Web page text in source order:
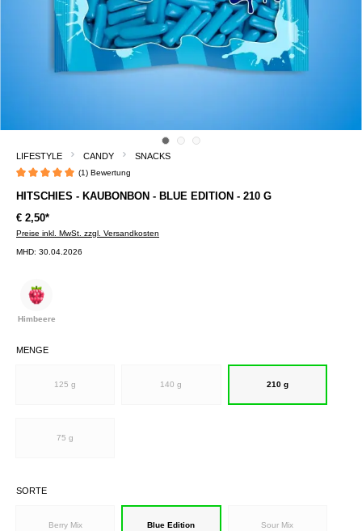
LIFESTYLE CANDY SNACKS
(1) Bewertung
HITSCHIES - KAUBONBON - BLUE EDITION - 210 G
€ 2,50*
Preise inkl. MwSt. zzgl. Versandkosten
MHD: 30.04.2026
Himbeere
MENGE
125 g 140 g 210 g
75 g
SORTE
Berry Mix Blue Edition Sour Mix